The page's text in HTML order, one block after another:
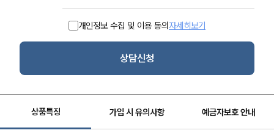
개인정보 수집 및 이용 동의자세히보기
상담신청
상품특징 가입 시 유의사항 예금자보호 안내